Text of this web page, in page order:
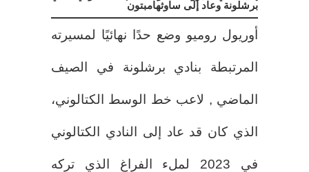
برشلونة وعاد إلى ساوثهامبتون
أوريول روميو وضع حدًا نهائيًا لمسيرته
المرتبطة بنادي برشلونة في الصيف
الماضي , لاعب خط الوسط الكتالوني،
الذي كان قد عاد إلى النادي الكتالوني
في 2023 لملء الفراغ الذي تركه